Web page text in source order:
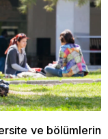
ve bölümlerin